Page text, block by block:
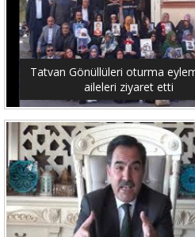
Tatvan Gönüllüleri oturma
aileleri ziyaret etti